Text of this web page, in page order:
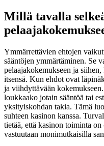
Millä tavalla
Ymmärrettävien ehtojen
sääntöjen ymmärtäminen. Se
pelaajakokemukseen ja
itsensä. Kun ehdot ovat
ja viihdyttävään
loukkaako jotain sääntöä tai
yksityiskohdan takia. Tämä
suhteen kasinon kanssa.
tietää, että kasinon toiminta on
vastuutaan monimutkaisilla